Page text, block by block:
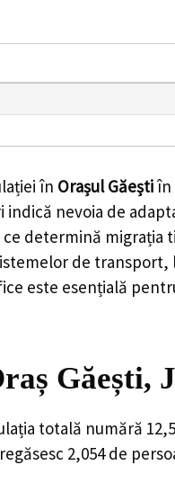
în Orașul Găeștiîn
nevoia de
determină migrația
de
este esențială
Găești,
totală numără
2,054 de